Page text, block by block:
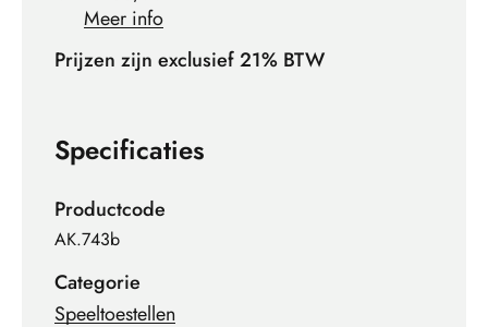
Meer info
Prijzen zijn exclusief 21% BTW
Specificaties
Productcode
AK.743b
Categorie
Speeltoestellen